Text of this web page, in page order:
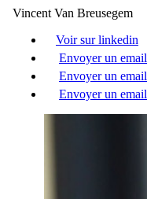
Vincent Van Breusegem
Voir sur linkedin
Envoyer un email
Envoyer un email
Envoyer un email